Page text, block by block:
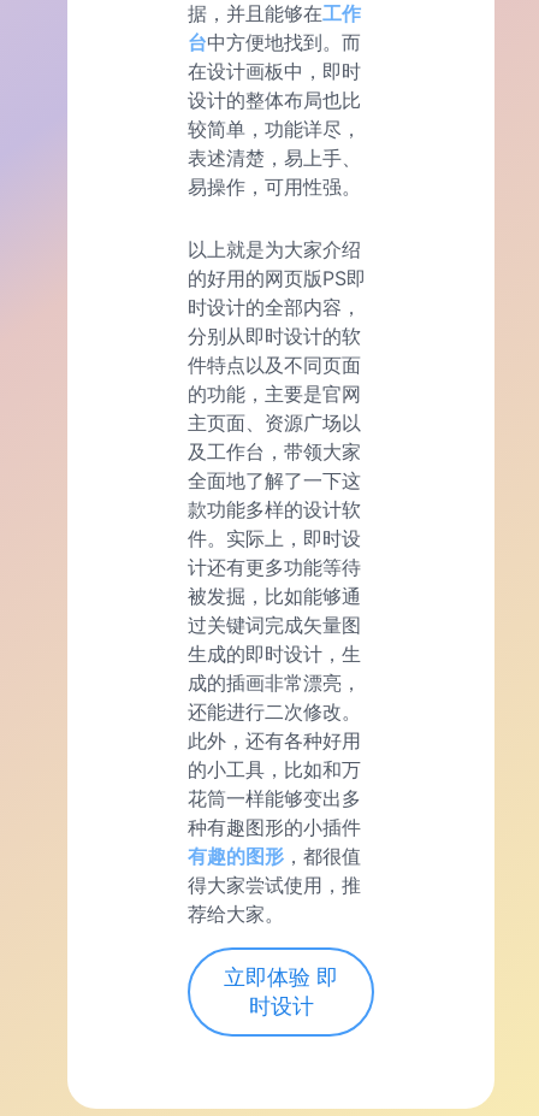
据，并且能够在工作
台中方便地找到。而
在设计画板中，即时
设计的整体布局也比
较简单，功能详尽，
表述清楚，易上手、
易操作，可用性强。
以上就是为大家介绍
的好用的网页版PS即
时设计的全部内容，
分别从即时设计的软
件特点以及不同页面
的功能，主要是官网
主页面、资源广场以
及工作台，带领大家
全面地了解了一下这
款功能多样的设计软
件。实际上，即时设
计还有更多功能等待
被发掘，比如能够通
过关键词完成矢量图
生成的即时设计，生
成的插画非常漂亮，
还能进行二次修改。
此外，还有各种好用
的小工具，比如和万
花筒一样能够变出多
种有趣图形的小插件
有趣的图形 ，都很值
得大家尝试使用，推
荐给大家。
立即体验 即
时设计